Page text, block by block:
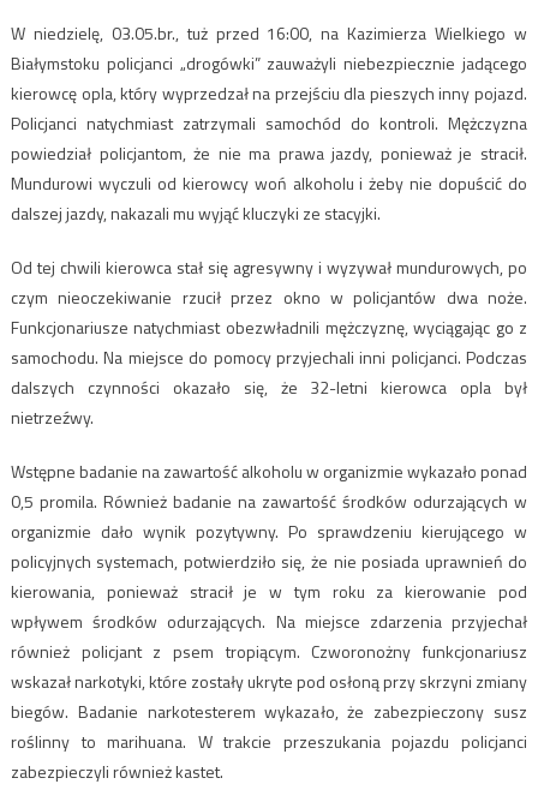
W niedzielę, 03.05.br., tuż przed 16:00, na Kazimierza Wielkiego w
Białymstoku policjanci „drogówki” zauważyli niebezpiecznie jadącego
kierowcę opla, który wyprzedzał na przejściu dla pieszych inny pojazd.
Policjanci natychmiast zatrzymali samochód do kontroli. Mężczyzna
powiedział policjantom, że nie ma prawa jazdy, ponieważ je stracił.
Mundurowi wyczuli od kierowcy woń alkoholu i żeby nie dopuścić do
dalszej jazdy, nakazali mu wyjąć kluczyki ze stacyjki.
Od tej chwili kierowca stał się agresywny i wyzywał mundurowych, po
czym nieoczekiwanie rzucił przez okno w policjantów dwa noże.
Funkcjonariusze natychmiast obezwładnili mężczyznę, wyciągając go z
samochodu. Na miejsce do pomocy przyjechali inni policjanci. Podczas
dalszych czynności okazało się, że 32-letni kierowca opla był
nietrzeźwy.
Wstępne badanie na zawartość alkoholu w organizmie wykazało ponad
0,5 promila. Również badanie na zawartość środków odurzających w
organizmie dało wynik pozytywny. Po sprawdzeniu kierującego w
policyjnych systemach, potwierdziło się, że nie posiada uprawnień do
kierowania, ponieważ stracił je w tym roku za kierowanie pod
wpływem środków odurzających. Na miejsce zdarzenia przyjechał
również policjant z psem tropiącym. Czworonożny funkcjonariusz
wskazał narkotyki, które zostały ukryte pod osłoną przy skrzyni zmiany
biegów. Badanie narkotesterem wykazało, że zabezpieczony susz
roślinny to marihuana. W trakcie przeszukania pojazdu policjanci
zabezpieczyli również kastet.